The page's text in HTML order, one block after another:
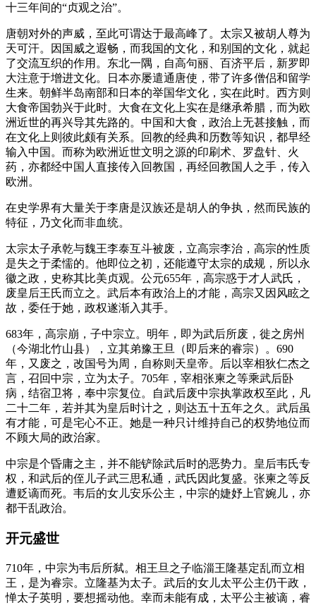
十三年间的“贞观之治”。
唐朝对外的声威，至此可谓达于最高峰了。太宗又被胡人尊为
天可汗。因国威之遐畅，而我国的文化，和别国的文化，就起
了交流互织的作用。东北一隅，自高句丽、百济平后，新罗即
大注意于增进文化。日本亦屡遣通唐使，带了许多僧侣和留学
生来。朝鲜半岛南部和日本的举国华文化，实在此时。西方则
大食帝国勃兴于此时。大食在文化上实在是继承希腊，而为欧
洲近世的再兴导其先路的。中国和大食，政治上无甚接触，而
在文化上则彼此颇有关系。回教的经典和历数等知识，都早经
输入中国。而称为欧洲近世文明之源的印刷术、罗盘针、火
药，亦都经中国人直接传入回教国，再经回教国人之手，传入
欧洲。
在史学界有大量关于李唐是汉族还是胡人的争执，然而民族的
特征，乃文化而非血统。
太宗太子承乾与魏王李泰互斗被废，立高宗李治，高宗的性质
是失之于柔懦的。他即位之初，还能遵守太宗的成规，所以永
徽之政，史称其比美贞观。公元655年，高宗惑于才人武氏，
废皇后王氏而立之。武后本有政治上的才能，高宗又因风眩之
故，委任于她，政权遂渐入其手。
683年，高宗崩，子中宗立。明年，即为武后所废，徙之房州
（今湖北竹山县），立其弟豫王旦（即后来的睿宗）。690
年，又废之，改国号为周，自称则天皇帝。后以宰相狄仁杰之
言，召回中宗，立为太子。705年，宰相张柬之等乘武后卧
病，结宿卫将，奉中宗复位。自武后废中宗执掌政权至此，凡
二十二年，若并其为皇后时计之，则达五十五年之久。武后虽
有才能，可是宅心不正。她是一种只计维持自己的权势地位而
不顾大局的政治家。
中宗是个昏庸之主，并不能铲除武后时的恶势力。皇后韦氏专
权，和武后的侄儿子武三思私通，武氏因此复盛。张柬之等反
遭贬谪而死。韦后的女儿安乐公主，中宗的婕妤上官婉儿，亦
都干乱政治。
开元盛世
710年，中宗为韦后所弑。相王旦之子临淄王隆基定乱而立相
王，是为睿宗。立隆基为太子。武后的女儿太平公主仍干政，
惮太子英明，要想摇动他。幸而未能有成，太平公主被谪，睿